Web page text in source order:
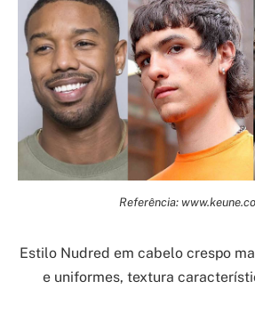
Referência:
Estilo Nudred em cabelo crespo
e uniformes, textura